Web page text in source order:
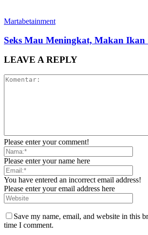
Martabetainment
Seks Mau Meningkat, Makan Ikan
LEAVE A REPLY
Please enter your comment!
Please enter your name here
You have entered an incorrect email address!
Please enter your email address here
Save my name, email, and website in this
time I comment.